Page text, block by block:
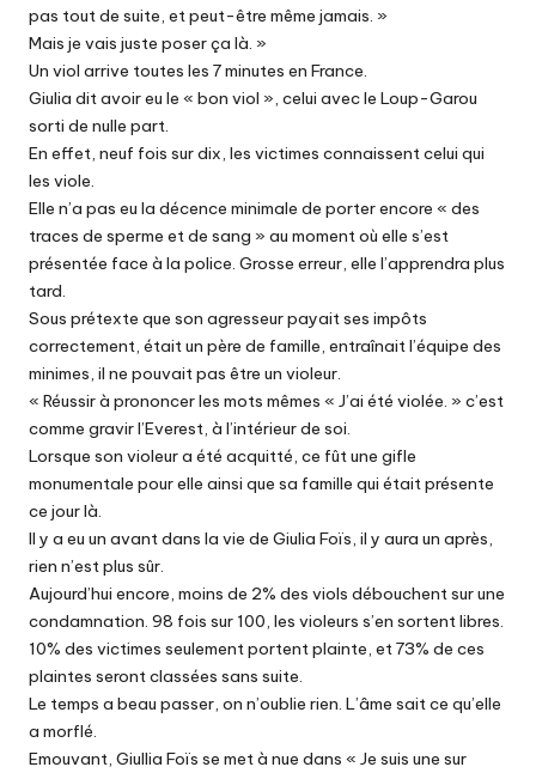
pas tout de suite, et peut-être même jamais. »
Mais je vais juste poser ça là. »
Un viol arrive toutes les 7 minutes en France.
Giulia dit avoir eu le « bon viol », celui avec le Loup-Garou
sorti de nulle part.
En effet, neuf fois sur dix, les victimes connaissent celui qui
les viole.
Elle n’a pas eu la décence minimale de porter encore « des
traces de sperme et de sang » au moment où elle s’est
présentée face à la police. Grosse erreur, elle l’apprendra plus
tard.
Sous prétexte que son agresseur payait ses impôts
correctement, était un père de famille, entraînait l’équipe des
minimes, il ne pouvait pas être un violeur.
« Réussir à prononcer les mots mêmes « J’ai été violée. » c’est
comme gravir l’Everest, à l’intérieur de soi.
Lorsque son violeur a été acquitté, ce fût une gifle
monumentale pour elle ainsi que sa famille qui était présente
ce jour là.
Il y a eu un avant dans la vie de Giulia Foïs, il y aura un après,
rien n’est plus sûr.
Aujourd’hui encore, moins de 2% des viols débouchent sur une
condamnation. 98 fois sur 100, les violeurs s’en sortent libres.
10% des victimes seulement portent plainte, et 73% de ces
plaintes seront classées sans suite.
Le temps a beau passer, on n’oublie rien. L’âme sait ce qu’elle
a morflé.
Emouvant, Giullia Foïs se met à nue dans « Je suis une sur